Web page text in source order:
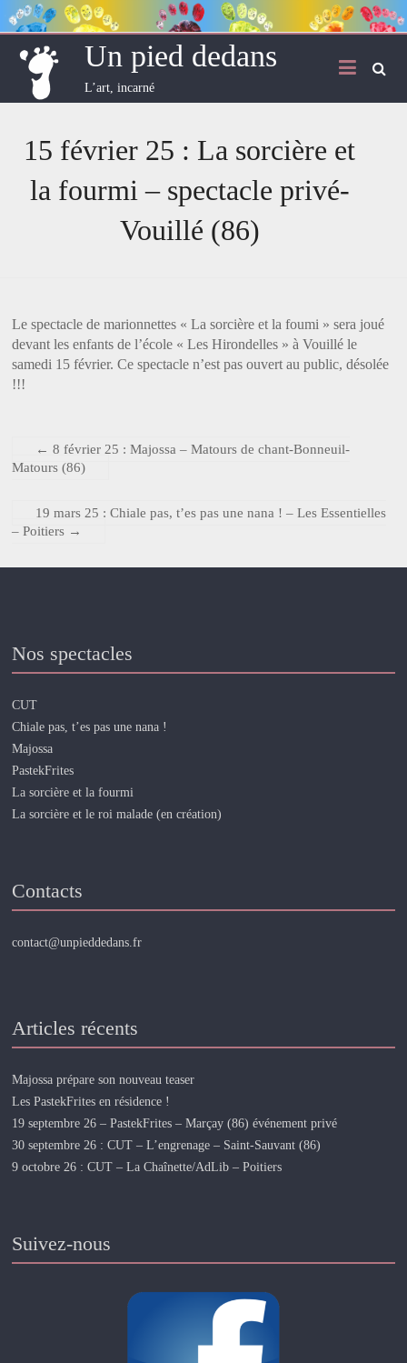
Skip
to
content
Un pied dedans
L’art, incarné
15 février 25 : La sorcière et
la fourmi – spectacle privé-
Vouillé (86)
Le spectacle de marionnettes « La sorcière et la foumi » sera joué
devant les enfants de l’école « Les Hirondelles » à Vouillé le
samedi 15 février. Ce spectacle n’est pas ouvert au public, désolée
!!!
← 8 février 25 : Majossa – Matours de chant-Bonneuil-
Matours (86)
19 mars 25 : Chiale pas, t’es pas une nana ! – Les Essentielles
– Poitiers →
Nos spectacles
CUT
Chiale pas, t’es pas une nana !
Majossa
PastekFrites
La sorcière et la fourmi
La sorcière et le roi malade (en création)
Contacts
contact@unpieddedans.fr
Articles récents
Majossa prépare son nouveau teaser
Les PastekFrites en résidence !
19 septembre 26 – PastekFrites – Marçay (86) événement privé
30 septembre 26 : CUT – L’engrenage – Saint-Sauvant (86)
9 octobre 26 : CUT – La Chaînette/AdLib – Poitiers
Suivez-nous